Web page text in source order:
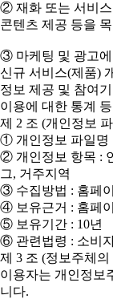
② 재화 또는 서비스
콘텐츠 제공 등을
③ 마케팅 및 광고
신규 서비스(제품)
정보 제공 및 참여
이용에 대한 통계
제 2 조 (개인정보
① 개인정보 파일명
② 개인정보 항목 :
그, 거주지역
③ 수집방법 : 홈페이
④ 보유근거 : 홈페
⑤ 보유기간 : 10년
⑥ 관련법령 : 소비
제 3 조 (정보주체
이용자는 개인정보
니다.